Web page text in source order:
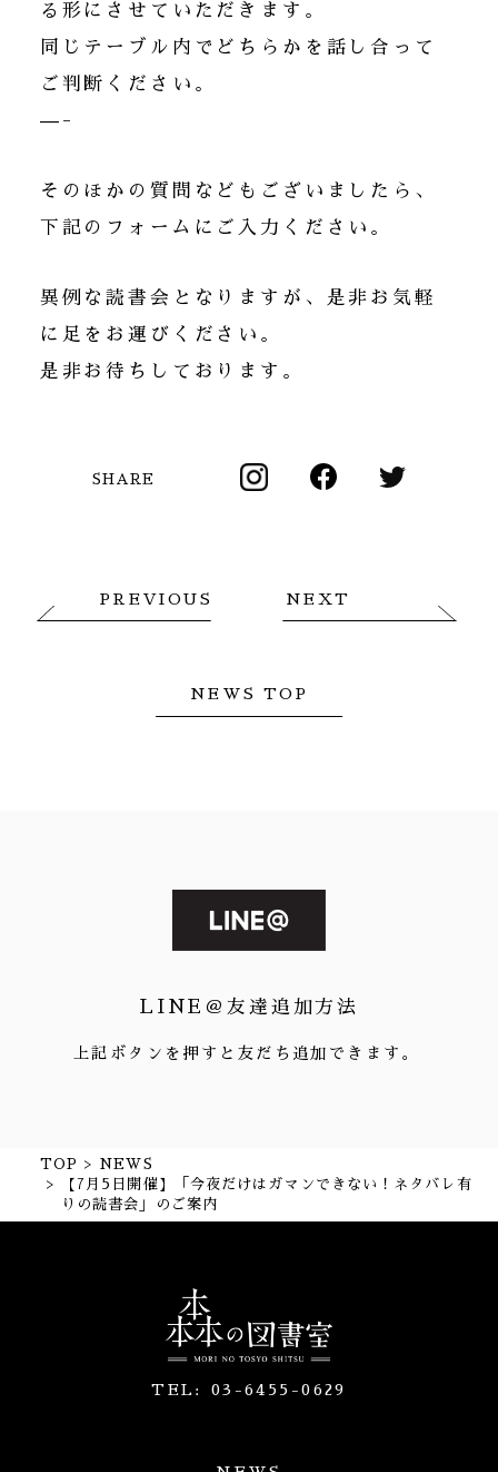
る形にさせていただきます。
同じテーブル内でどちらかを話し合って
ご判断ください。
—-
そのほかの質問などもございましたら、
下記のフォームにご入力ください。
異例な読書会となりますが、是非お気軽
に足をお運びください。
是非お待ちしております。
SHARE
PREVIOUS
NEWS TOP
NEXT
LINE＠友達追加方法
上記ボタンを押すと友だち追加できます。
TOP
NEWS
【7月5日開催】「今夜だけはガマンできない！ネタバレ有
りの読書会」のご案内
TEL: 03-6455-0629